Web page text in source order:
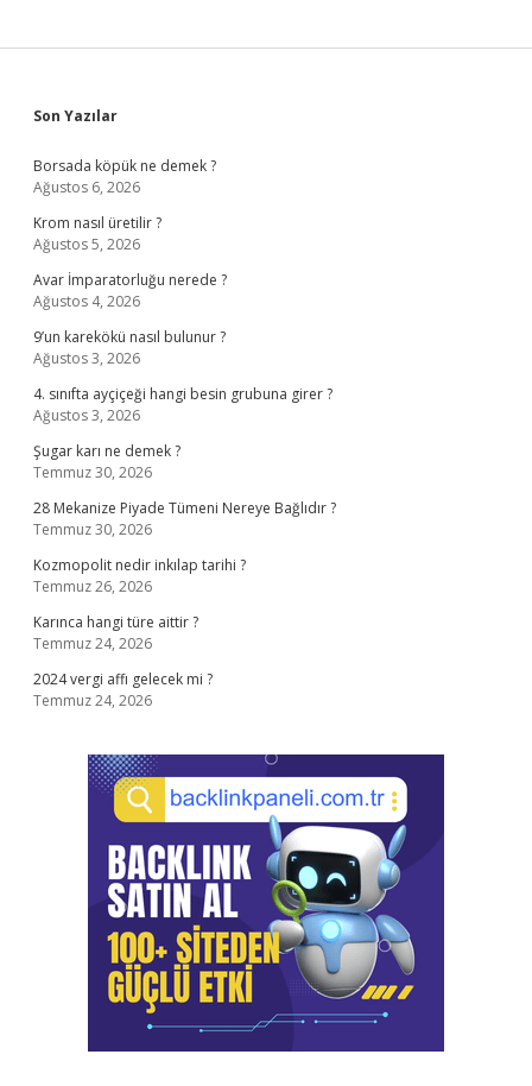
Sidebar
Son Yazılar
Borsada köpük ne demek ?
Ağustos 6, 2026
Krom nasıl üretilir ?
Ağustos 5, 2026
Avar İmparatorluğu nerede ?
Ağustos 4, 2026
9’un karekökü nasıl bulunur ?
Ağustos 3, 2026
4. sınıfta ayçiçeği hangi besin grubuna girer ?
Ağustos 3, 2026
Şugar karı ne demek ?
Temmuz 30, 2026
28 Mekanize Piyade Tümeni Nereye Bağlıdır ?
Temmuz 30, 2026
Kozmopolit nedir inkılap tarihi ?
Temmuz 26, 2026
Karınca hangi türe aittir ?
Temmuz 24, 2026
2024 vergi affı gelecek mi ?
Temmuz 24, 2026